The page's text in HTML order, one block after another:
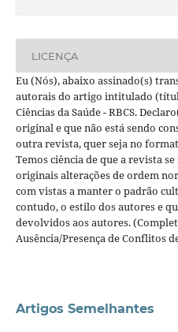
LICENÇA
Eu (Nós), abaixo assinado(s)
autorais do artigo intitulado
Ciências da Saúde - RBCS.
original e que não está sendo
outra revista, quer seja no
Temos ciência de que a revista
originais alterações de ordem
com vistas a manter o padrão
contudo, o estilo dos autores e
devolvidos aos autores.
Ausência/Presença de Conflitos
Artigos Semelhantes